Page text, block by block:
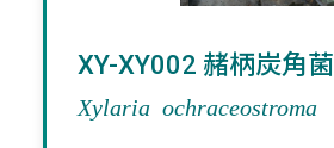
XY-XY002 赭柄炭角菌
Xylaria ochraceostroma